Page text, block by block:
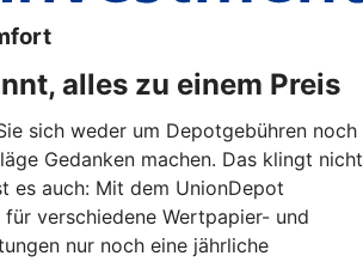
alles zu einem Preis
sich weder um Depotgebühren noch
Gedanken machen. Das klingt nicht
es auch: Mit dem UnionDepot
verschiedene Wertpapier- und
nur noch eine jährliche